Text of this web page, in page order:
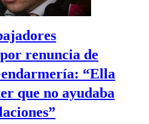
renuncia de
“Ella
que no ayudaba